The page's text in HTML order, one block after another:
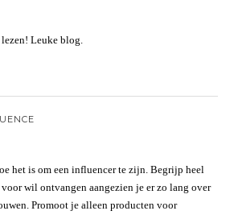
Leuke blog.
het is om een influencer te zijn. Begrijp heel
wil ontvangen aangezien je er zo lang over
Promoot je alleen producten voor